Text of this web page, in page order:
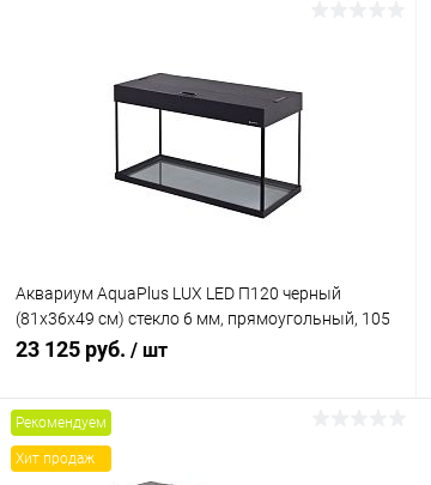
Аквариум AquaPlus LUX LED П120 черный
(81х36х49 см) стекло 6 мм, прямоугольный, 105
л., аквар. коврик
23 125 руб. / шт
Рекомендуем
Хит продаж